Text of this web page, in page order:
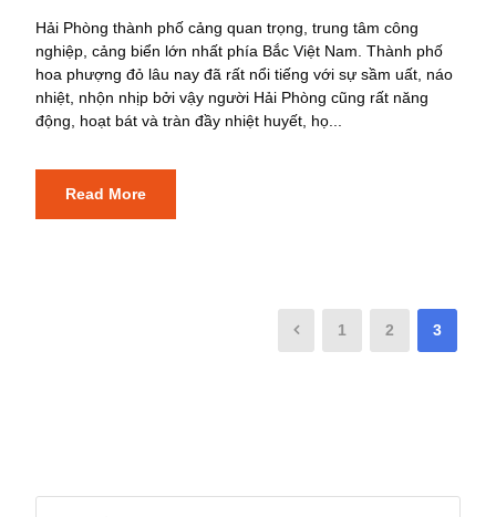
Hải Phòng thành phố cảng quan trọng, trung tâm công
nghiệp, cảng biển lớn nhất phía Bắc Việt Nam. Thành phố
hoa phượng đỏ lâu nay đã rất nổi tiếng với sự sầm uất, náo
nhiệt, nhộn nhịp bởi vậy người Hải Phòng cũng rất năng
động, hoạt bát và tràn đầy nhiệt huyết, họ...
Read More
1 2 3